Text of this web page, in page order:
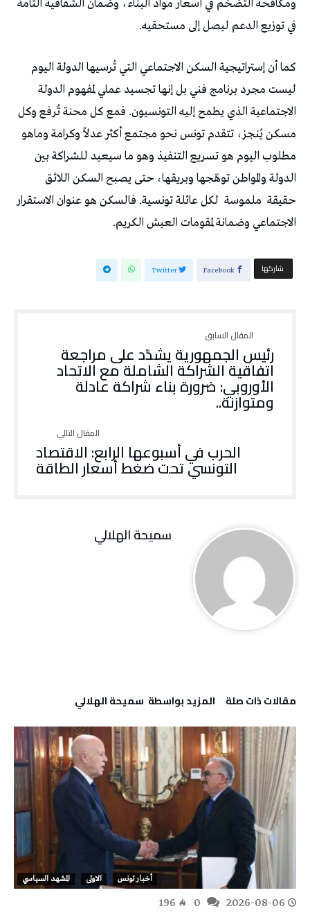
ومكافحة التضخم في أسعار مواد البناء، وضمان الشفافية التامة
في توزيع الدعم ليصل إلى مستحقيه.
كما أن إستراتيجية السكن الاجتماعي التي تُرسيها الدولة اليوم
ليست مجرد برنامج فني بل إنها تجسيد عملي لمفهوم الدولة
الاجتماعية الذي يطمح إليه التونسيون. فمع كل محنة تُرفع وكل
مسكن يُنجز، تتقدم تونس نحو مجتمع أكثر عدلاً وكرامة وماهو
مطلوب اليوم هو تسريع التنفيذ وهو ما سيعيد للشراكة بين
الدولة والمواطن توهّجها وبريقها، حتى يصبح السكن اللائق
حقيقة ملموسة لكل عائلة تونسية. فالسكن هو عنوان الاستقرار
الاجتماعي وضمانة لمقومات العيش الكريم.
‫‫ شاركها‬ Facebook
Twitter
رئيس الجمهورية يشدّد على مراجعة
اتفاقية الشراكة الشاملة مع الاتحاد
الأوروبي: ضرورة بناء شراكة عادلة
ومتوازنة..
الحرب في أسبوعها الرابع: الاقتصاد
التونسي تحت ضغط أسعار الطاقة
سميحة الهلالي
‫مقالات ذات صلة‬ ‫‫المزيد بواسطة‬ ‬ سميحة الهلالي
أخبار تونس الاولى المشهد السياسي
2026-08-06
196